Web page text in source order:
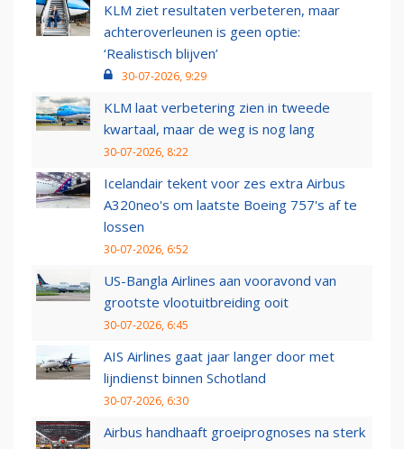
KLM ziet resultaten verbeteren, maar
achteroverleunen is geen optie:
‘Realistisch blijven’
30-07-2026, 9:29
KLM laat verbetering zien in tweede
kwartaal, maar de weg is nog lang
30-07-2026, 8:22
Icelandair tekent voor zes extra Airbus
A320neo's om laatste Boeing 757's af te
lossen
30-07-2026, 6:52
US-Bangla Airlines aan vooravond van
grootste vlootuitbreiding ooit
30-07-2026, 6:45
AIS Airlines gaat jaar langer door met
lijndienst binnen Schotland
30-07-2026, 6:30
Airbus handhaaft groeiprognoses na sterk